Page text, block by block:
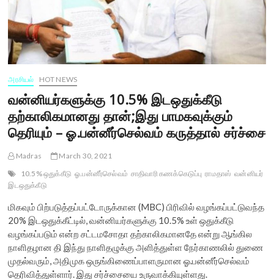
அரசியல் HOT NEWS
வன்னியர்களுக்கு 10.5% இடஒதுக்கீடு
தற்காலிகமானது தான்;இது பாமகவுக்கும்
தெரியும் – ஓ.பன்னீர்செல்வம் கருத்தால் சர்ச்சை
Madras
March 30, 2021
10.5% ஒதுக்கீடு ஓ.பன்னீர்செல்வம் சாதிவாரி கணக்கெடுப்பு ராமதாஸ் வன்னியர்
இடஒதுக்கீடு
மிகவும் பிற்படுத்தப்பட்டோருக்கான (MBC) பிரிவில் வழங்கப்பட்டுவந்த
20% இடஒதுக்கீட்டில், வன்னியர்களுக்கு 10.5% உள் ஒதுக்கீடு
வழங்கப்படும் என்ற சட்டமசோதா தற்காலிகமானதே என்று ஆங்கில
நாளிதழான தி இந்து நாளிதழுக்கு அளித்துள்ள நேர்காணலில் துணை
முதல்வரும், அதிமுக ஒருங்கிணைப்பாளருமான ஓ.பன்னீர்செல்வம்
தெரிவித்துள்ளார். இது சர்ச்சையை உருவாக்கியுள்ளது.